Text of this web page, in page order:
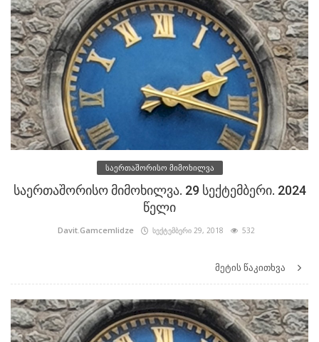
საერთაშორისო მიმოხილვა
საერთაშორისო მიმოხილვა. 29 სექტემბერი. 2024
წელი
Davit.Gamcemlidze სექტემბერი 29, 2018 532
მეტის წაკითხვა